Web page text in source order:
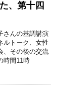
、第十四
さんの基調講演
ルトーク、女性
、その後の交流
時間11時